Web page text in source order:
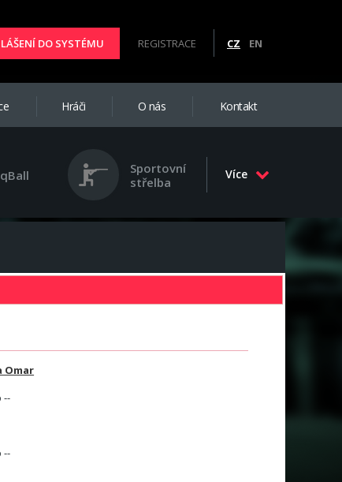
DO SYSTÉMU REGISTRACE CZ EN
Hráči O nás Kontakt
Sportovní
střelba
Více
Omar
--
--